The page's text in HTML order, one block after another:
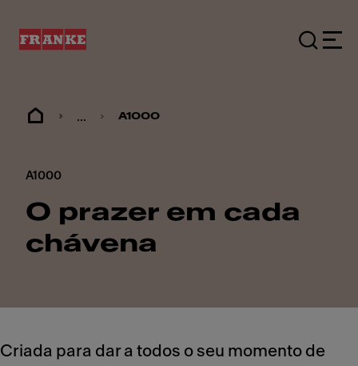
... A1000
A1000
O prazer em cada
chávena
Criada para dar a todos o seu momento de